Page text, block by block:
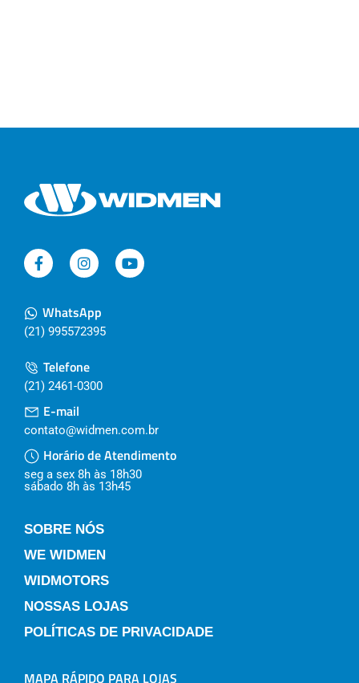
WhatsApp
(21) 995572395
Telefone
(21) 2461-0300
E-mail
contato@widmen.com.br
Horário de Atendimento
seg a sex 8h às 18h30
sábado 8h às 13h45
SOBRE NÓS
WE WIDMEN
WIDMOTORS
NOSSAS LOJAS
POLÍTICAS DE PRIVACIDADE
MAPA RÁPIDO PARA LOJAS